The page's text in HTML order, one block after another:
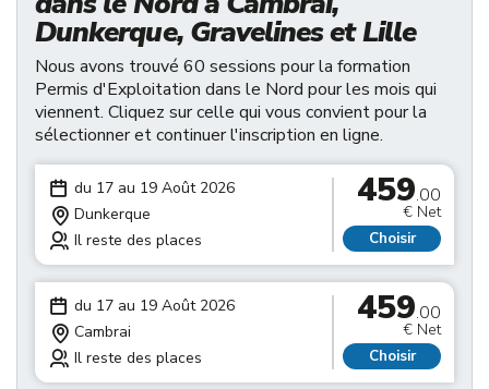
Dunkerque, Gravelines et Lille
Nous avons trouvé 60 sessions pour la formation
Permis d'Exploitation dans le Nord pour les mois qui
viennent. Cliquez sur celle qui vous convient pour la
sélectionner et continuer l'inscription en ligne.
du 17 au 19 Août 2026
Dunkerque
Il reste des places
459.00
€ Net
Choisir
du 17 au 19 Août 2026
Cambrai
Il reste des places
459.00
€ Net
Choisir